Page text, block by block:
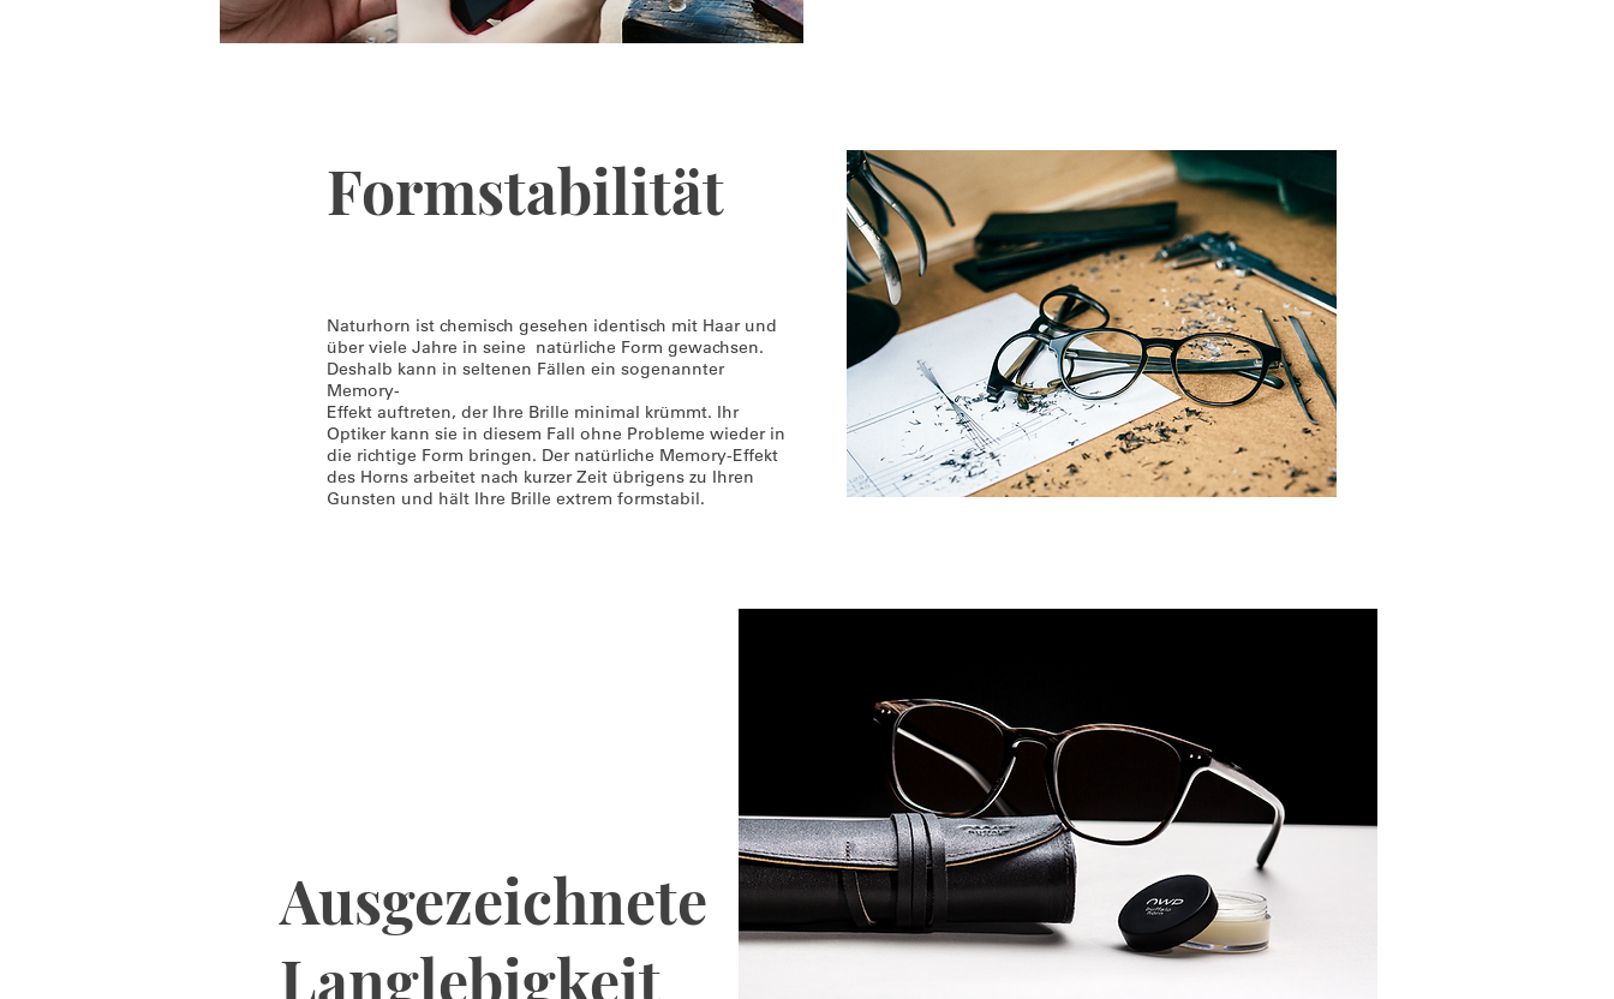
Formstabilität
Naturhorn ist chemisch gesehen identisch mit Haar und
über viele Jahre in seine natürliche Form gewachsen.
Deshalb kann in seltenen Fällen ein sogenannter
Memory-
Effekt auftreten, der Ihre Brille minimal krümmt. Ihr
Optiker kann sie in diesem Fall ohne Probleme wieder in
die richtige Form bringen. Der natürliche Memory-Effekt
des Horns arbeitet nach kurzer Zeit übrigens zu Ihren
Gunsten und hält Ihre Brille extrem formstabil.
Ausgezeichnete
Langlebigkeit